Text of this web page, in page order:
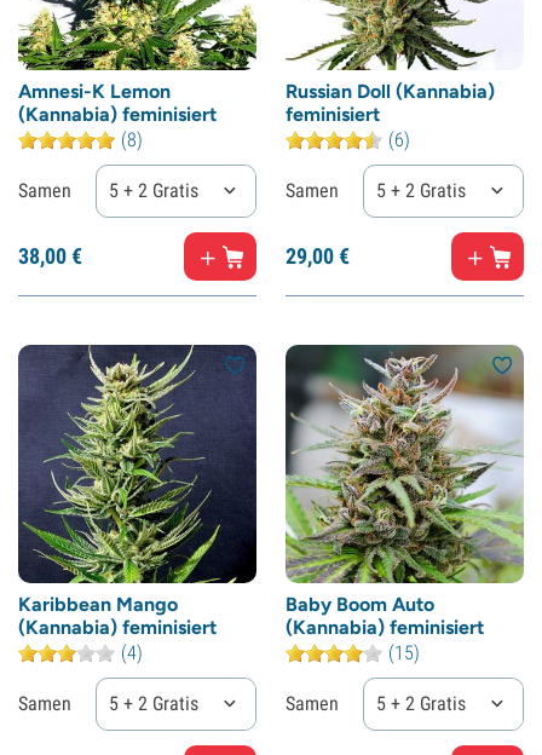
Amnesi-K Lemon
(Kannabia) feminisiert
(8)
Samen 5 + 2 Gratis
38,00€
Russian Doll (Kannabia)
feminisiert
(6)
Samen 5 + 2 Gratis
29,00€
Karibbean Mango
(Kannabia) feminisiert
(4)
Samen 5 + 2 Gratis
Baby Boom Auto
(Kannabia) feminisiert
(15)
Samen 5 + 2 Gratis